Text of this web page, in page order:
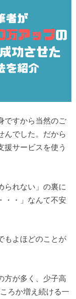
ですから当然のご
んでした。だから
援サービスを使う
られない」の裏に
・・」なんて不安
もよほどのことが
方が多く、少子高
ろか増え続ける一